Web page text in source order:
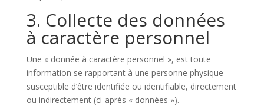
3. Collecte des données
à caractère personnel
Une « donnée à caractère personnel », est toute
information se rapportant à une personne physique
susceptible d’être identifiée ou identifiable, directement
ou indirectement (ci-après « données »).